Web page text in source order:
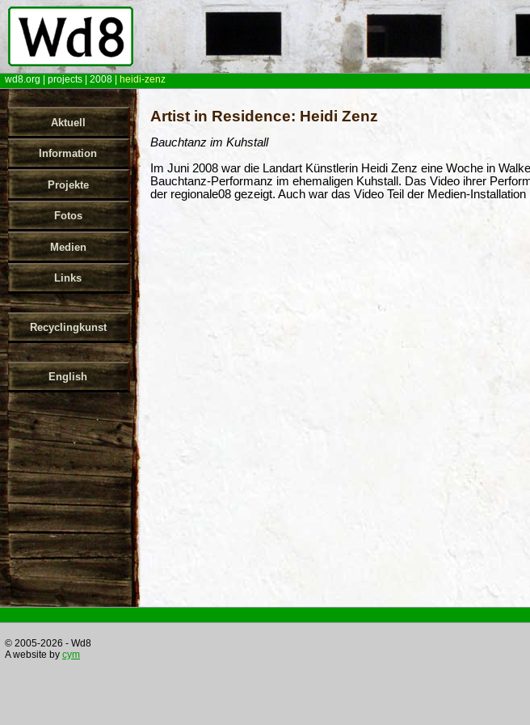
wd8.org projects 2008 heidi-zenz
Aktuell
Information
Projekte
Fotos
Medien
Links
Recyclingkunst
English
Artist in Residence: Heidi Zenz
Bauchtanz im Kuhstall
Im Juni 2008 war die Landart Künstlerin Heidi Zenz eine Woche in
Bauchtanz-Performanz im ehemaligen Kuhstall. Das Video ihrer
der regionale08 gezeigt. Auch war das Video Teil der Medien-
© 2005-2026 - Wd8
A website by cym